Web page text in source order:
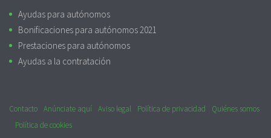
Ayudas para autónomos
Bonificaciones para autónomos 2021
Prestaciones para autónomos
Ayudas a la contratación
Contacto Anúnciate aquí Aviso legal Política de privacidad
Quiénes somos
Política de cookies